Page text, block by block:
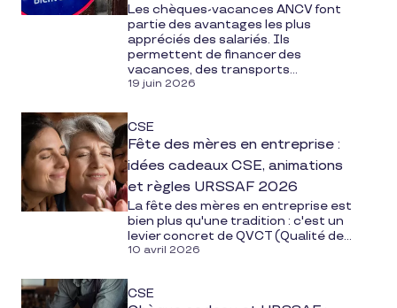
Les chèques-vacances ANCV font
partie des avantages les plus
appréciés des salariés. Ils
permettent de financer des
vacances, des transports...
19 juin 2026
CSE
Fête des mères en entreprise :
idées cadeaux CSE, animations
et règles URSSAF 2026
La fête des mères en entreprise est
bien plus qu'une tradition : c'est un
levier concret de QVCT (Qualité de...
10 avril 2026
CSE